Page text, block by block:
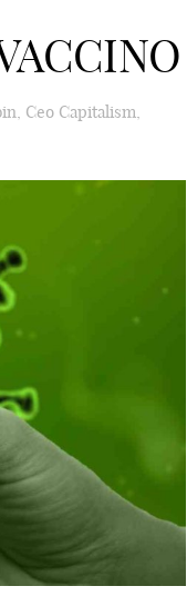
, Ceo Capitalism,